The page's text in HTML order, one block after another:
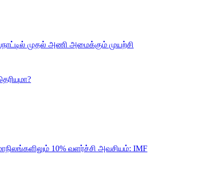
முதல் அணி அமைக்கும் முயற்சி
10% வளர்ச்சி அவசியம்: IMF